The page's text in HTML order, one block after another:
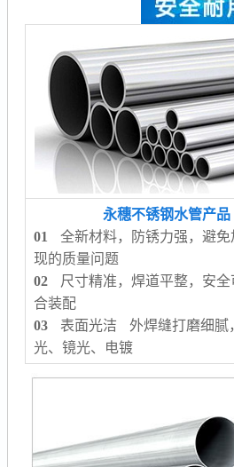
永穗不锈钢水管产品
01
全新材料，防锈力强，避免
现的质量问题
02 尺寸精准，焊道平整，安全
合装配
03 表面光洁 外焊缝打磨细腻
光、镜光、电镀